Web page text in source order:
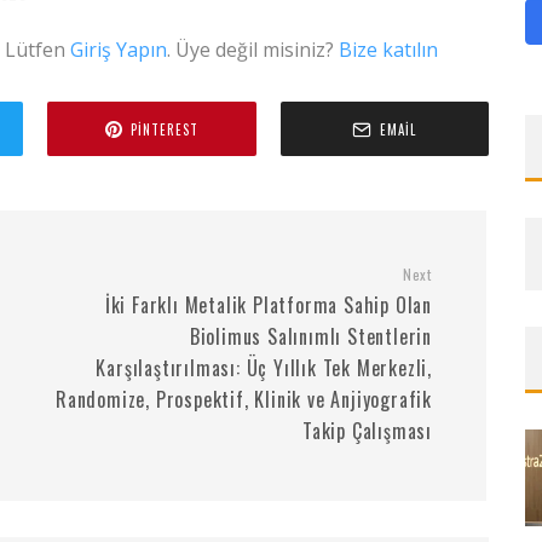
Lütfen Giriş Yapın. Üye değil misiniz? Bize katılın
PINTEREST EMAIL
Next
İki Farklı Metalik Platforma Sahip Olan
Biolimus Salınımlı Stentlerin
Karşılaştırılması: Üç Yıllık Tek Merkezli,
Randomize, Prospektif, Klinik ve Anjiyografik
Takip Çalışması